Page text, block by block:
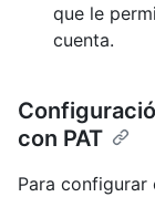
que le
cuenta.
con PAT
Para